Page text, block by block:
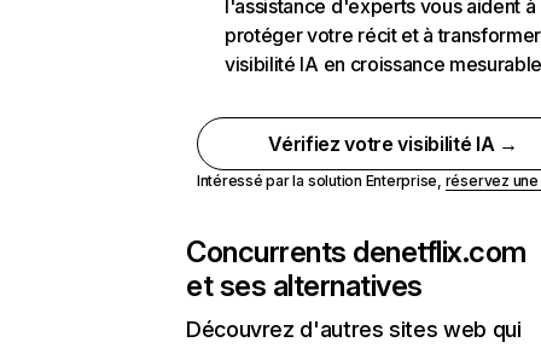
l'assistance d'experts vous aident à
protéger votre récit et à
visibilité IA en croissance
Vérifiez votre visibilité IA →
Intéressé par la solution Enterprise, réservez
Concurrents denetflix.com
et ses alternatives
Découvrez d'autres sites web qui